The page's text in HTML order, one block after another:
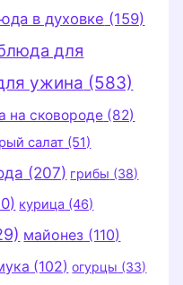
в духовке (159)
для
ужина (583)
на сковороде (82)
салат (51)
(207) грибы (38)
курица (46)
майонез (110)
(102) огурцы (33)